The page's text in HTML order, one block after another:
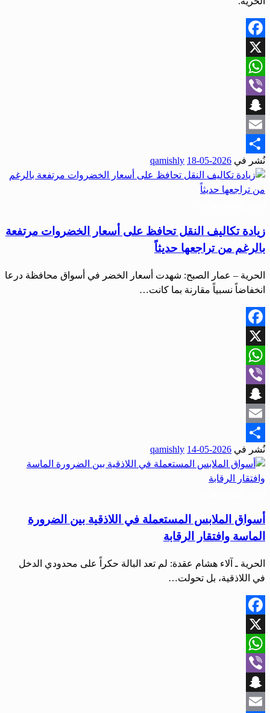
Facebook
X
WhatsApp
Viber
Snapchat
Email
Share
نُشر في 2026-05-18
qamishly
زيادة تكاليف النقل تحافظ على أسعار الخضروات مرتفعة
بالرغم من تراجعها حديثاً
الحرية – عمار الصبح: شهدت أسعار الخضر في أسواق محافظة درعا
انخفاضاً نسبياً مقارنة بما كانت…
Facebook
X
WhatsApp
Viber
Snapchat
Email
Share
نُشر في 2026-05-14
qamishly
أسواق الملابس المستعملة في اللاذقية بين الضرورة
الماسة وافتقار الرقابة
الحرية ـ آلاء هشام عقدة: لم تعد البالة حكراً على محدودي الدخل
في اللاذقية، بل تحولت…
Facebook
X
WhatsApp
Viber
Snapchat